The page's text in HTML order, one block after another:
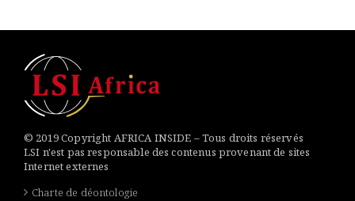
© 2019 Copyright AFRICA INSIDE – Tous droits réservés
LSI n'est pas responsable des contenus provenant de sites
Internet externes
Charte de déontologie